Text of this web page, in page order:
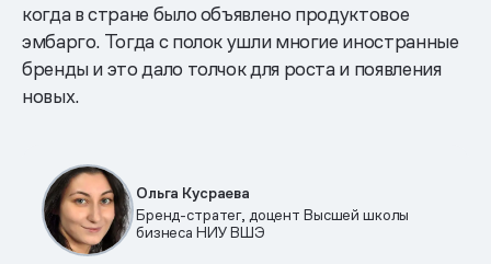
когда в стране было объявлено продуктовое
эмбарго. Тогда с полок ушли многие иностранные
бренды и это дало толчок для роста и появления
новых.
Ольга Кусраева
Бренд-стратег, доцент Высшей школы
бизнеса НИУ ВШЭ